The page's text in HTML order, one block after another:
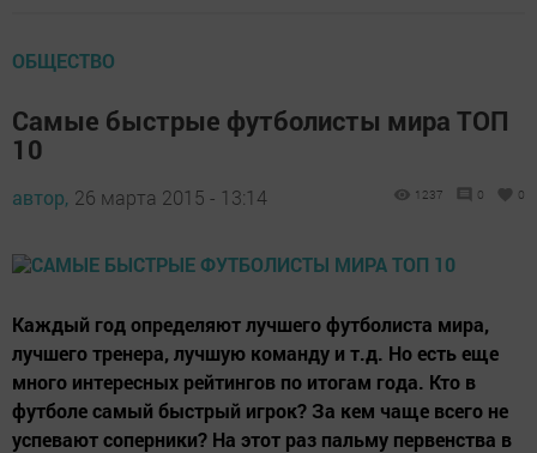
ОБЩЕСТВО
Самые быстрые футболисты мира ТОП
10
автор, 26 марта 2015 - 13:14 1237 0 0
Каждый год определяют лучшего футболиста мира,
лучшего тренера, лучшую команду и т.д. Но есть еще
много интересных рейтингов по итогам года. Кто в
футболе самый быстрый игрок? За кем чаще всего не
успевают соперники? На этот раз пальму первенства в